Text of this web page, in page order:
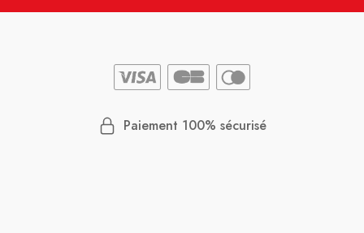
Paiement 100% sécurisé